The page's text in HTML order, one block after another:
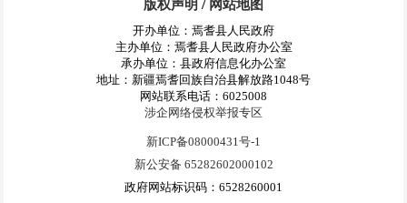
版权声明 / 网站地图
开办单位：焉耆县人民政府
主办单位：焉耆县人民政府办公室
承办单位：县政府信息化办公室
地址：新疆焉耆回族自治县解放路1048号
网站联系电话：6025008
涉企网络侵权举报专区
新ICP备08000431号-1
新公安备 65282602000102
政府网站标识码：6528260001